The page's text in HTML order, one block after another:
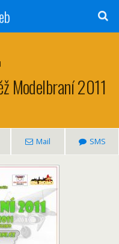
Modelbraní 2011
Mail SMS